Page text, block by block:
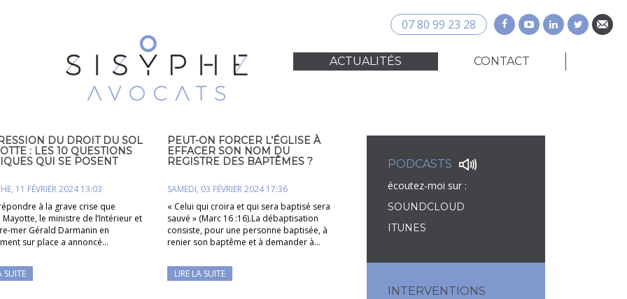
07 80 99 23 28
ACTUALITÉS CONTACT
DU DROIT DU SOL
: LES 10 QUESTIONS
QUI SE POSENT
11 FÉVRIER 2024 13:03
à la grave crise que
le ministre de l’Intérieur et
mer Gérald Darmanin en
sur place a annoncé…
SUITE
PEUT-ON FORCER L’ÉGLISE À
EFFACER SON NOM DU
REGISTRE DES BAPTÊMES ?
SAMEDI, 03 FÉVRIER 2024 17:36
« Celui qui croira et qui sera baptisé sera
sauvé » (Marc 16 :16).La débaptisation
consiste, pour une personne baptisée, à
renier son baptême et à demander à…
LIRE LA SUITE
PODCASTS
écoutez-moi sur :
SOUNDCLOUD
ITUNES
INTERVENTIONS